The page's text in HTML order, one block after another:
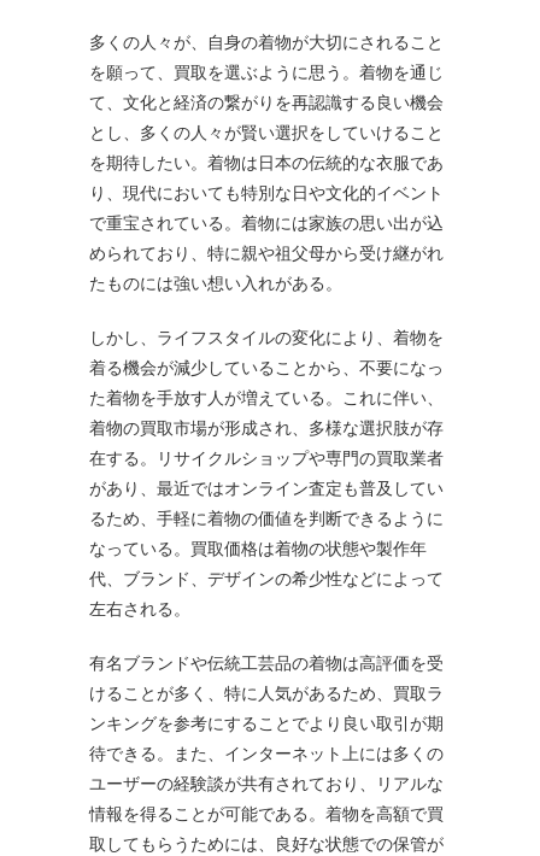
多くの人々が、自身の着物が大切にされること
を願って、買取を選ぶように思う。着物を通じ
て、文化と経済の繋がりを再認識する良い機会
とし、多くの人々が賢い選択をしていけること
を期待したい。着物は日本の伝統的な衣服であ
り、現代においても特別な日や文化的イベント
で重宝されている。着物には家族の思い出が込
められており、特に親や祖父母から受け継がれ
たものには強い想い入れがある。
しかし、ライフスタイルの変化により、着物を
着る機会が減少していることから、不要になっ
た着物を手放す人が増えている。これに伴い、
着物の買取市場が形成され、多様な選択肢が存
在する。リサイクルショップや専門の買取業者
があり、最近ではオンライン査定も普及してい
るため、手軽に着物の価値を判断できるように
なっている。買取価格は着物の状態や製作年
代、ブランド、デザインの希少性などによって
左右される。
有名ブランドや伝統工芸品の着物は高評価を受
けることが多く、特に人気があるため、買取ラ
ンキングを参考にすることでより良い取引が期
待できる。また、インターネット上には多くの
ユーザーの経験談が共有されており、リアルな
情報を得ることが可能である。着物を高額で買
取してもらうためには、良好な状態での保管が